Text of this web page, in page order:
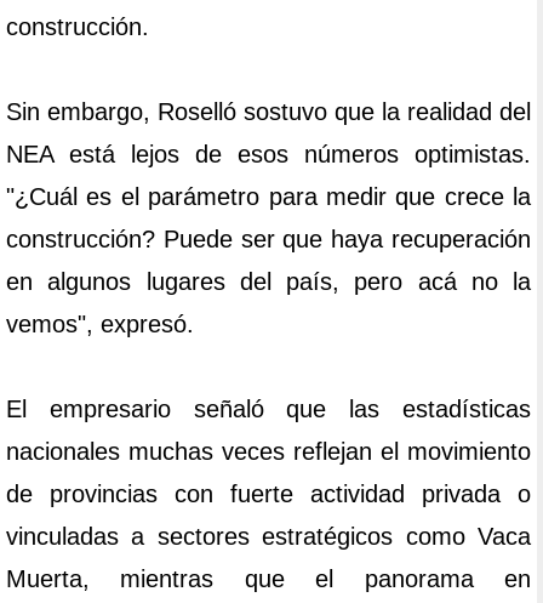
construcción.
Sin embargo, Roselló sostuvo que la realidad del
NEA está lejos de esos números optimistas.
"¿Cuál es el parámetro para medir que crece la
construcción? Puede ser que haya recuperación
en algunos lugares del país, pero acá no la
vemos", expresó.
El empresario señaló que las estadísticas
nacionales muchas veces reflejan el movimiento
de provincias con fuerte actividad privada o
vinculadas a sectores estratégicos como Vaca
Muerta, mientras que el panorama en